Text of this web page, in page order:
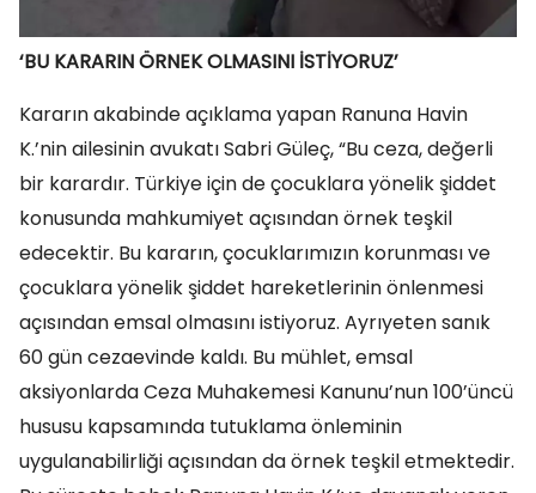
‘BU KARARIN ÖRNEK OLMASINI İSTİYORUZ’
Kararın akabinde açıklama yapan Ranuna Havin
K.’nin ailesinin avukatı Sabri Güleç, “Bu ceza, değerli
bir karardır. Türkiye için de çocuklara yönelik şiddet
konusunda mahkumiyet açısından örnek teşkil
edecektir. Bu kararın, çocuklarımızın korunması ve
çocuklara yönelik şiddet hareketlerinin önlenmesi
açısından emsal olmasını istiyoruz. Ayrıyeten sanık
60 gün cezaevinde kaldı. Bu mühlet, emsal
aksiyonlarda Ceza Muhakemesi Kanunu’nun 100’üncü
hususu kapsamında tutuklama önleminin
uygulanabilirliği açısından da örnek teşkil etmektedir.